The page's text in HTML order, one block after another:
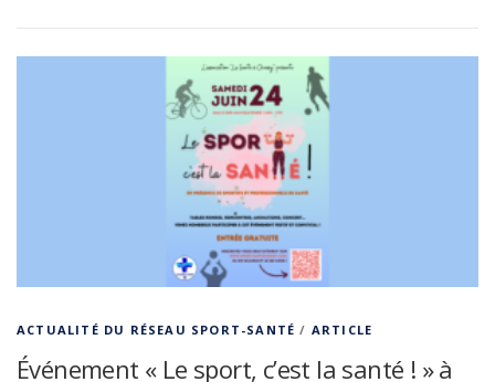
ACTUALITÉ DU RÉSEAU SPORT-SANTÉ / ARTICLE
Événement « Le sport, c’est la santé ! » à